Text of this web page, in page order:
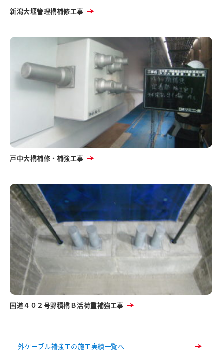
新潟大堰管理橋補修工事
戸中大橋補修・補強工事
国道４０２号野積橋Ｂ活荷重補強工事
外ケーブル補強工の施工実績一覧へ